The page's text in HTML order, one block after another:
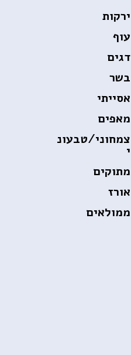
ירקות
עוף
דגים
בשר
אסייתי
מאפים
צמחוני/טבעונ
י
מתוקים
אורז
ממולאים